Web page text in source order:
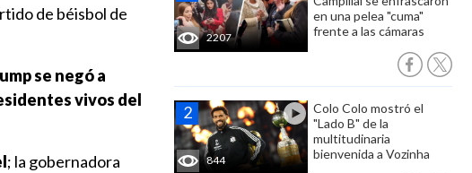
2207
en una pelea "cuma"
frente a las cámaras
844
Colo Colo mostró el
"Lado B" de la
multitudinaria
bienvenida a Vozinha
de béisbol de
se negó a
vivos del
; la gobernadora